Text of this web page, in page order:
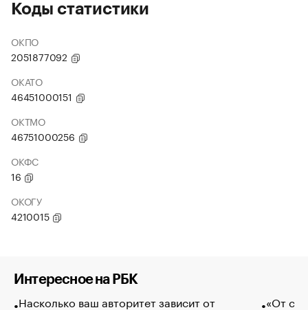
Коды статистики
ОКПО
2051877092
ОКАТО
46451000151
ОКТМО
46751000256
ОКФС
16
ОКОГУ
4210015
Интересное на РБК
Насколько ваш авторитет зависит от
«От